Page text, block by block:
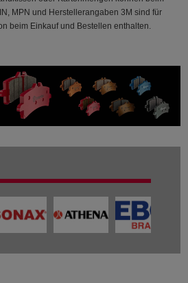
MPN und Herstellerangaben 3M sind für
beim Einkauf und Bestellen enthalten.